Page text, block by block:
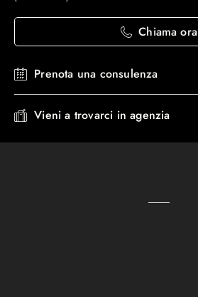
Chiama ora
Prenota una consulenza
Vieni a trovarci in agenzia